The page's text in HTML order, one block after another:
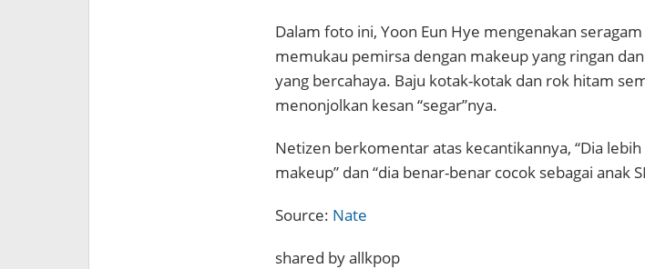
Dalam foto ini, Yoon Eun Hye mengenakan seragam
memukau pemirsa dengan makeup yang ringan
yang bercahaya. Baju kotak-kotak dan rok hitam
menonjolkan kesan “segar”nya.
Netizen berkomentar atas kecantikannya, “Dia
makeup” dan “dia benar-benar cocok sebagai anak
Source: Nate
shared by allkpop